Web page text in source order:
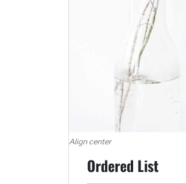
Align center
Ordered List